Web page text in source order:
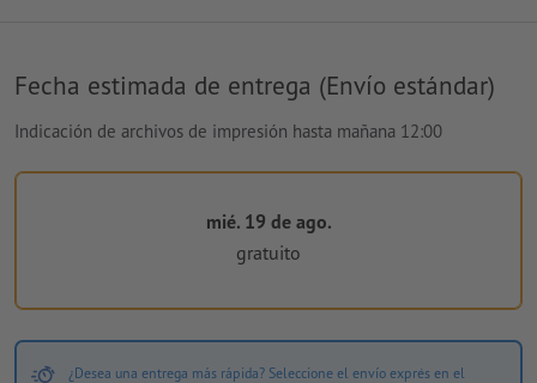
Fecha estimada de entrega (Envío estándar)
Indicación de archivos de impresión hasta mañana 12:00
mié. 19 de ago.
gratuito
¿Desea una entrega más rápida? Seleccione el envío exprés en el